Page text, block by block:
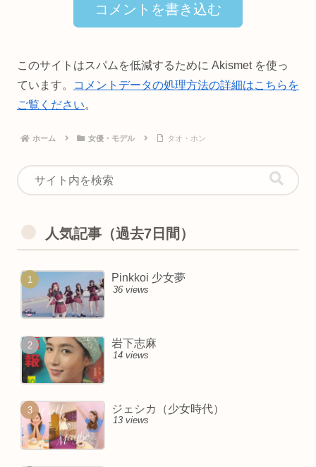
コメントを書き込む
このサイトはスパムを低減するために Akismet を使っ
ています。
コメントデータの処理方法の詳細はこちらを
ご覧ください。
ホーム 女優・モデル タオ・ホン
人気記事（過去7日間）
Pinkkoi 少女夢
36 views
岩下志麻
14 views
ジェシカ（少女時代）
13 views